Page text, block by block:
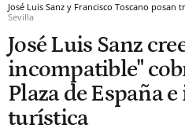
José Luis Sanz y Francisco Toscano posan
Sevilla
José Luis Sanz
incompatible"
Plaza de España
turística